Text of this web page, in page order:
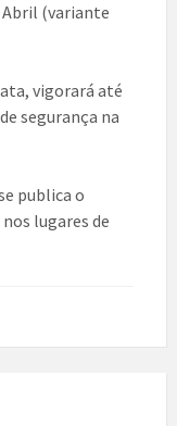
Abril (variante
vigorará até
segurança na
publica o
lugares de